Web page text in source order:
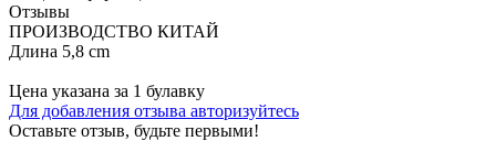
Отзывы
ПРОИЗВОДСТВО КИТАЙ
Длина 5,8 сm
Цена указана за 1 булавку
Для добавления отзыва авторизуйтесь
Оставьте отзыв, будьте первыми!